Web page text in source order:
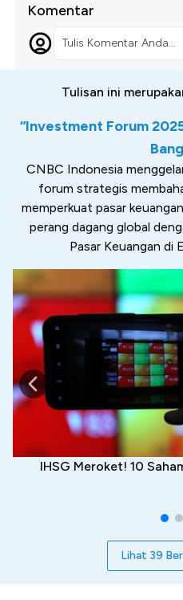
Komentar
Tulis Komentar Anda...
Tulisan ini
“Investment Forum
CNBC Indonesia
forum strategis
memperkuat pasar
perang dagang global
Pasar Keuangan di
IHSG Meroket! 10
Lihat 39